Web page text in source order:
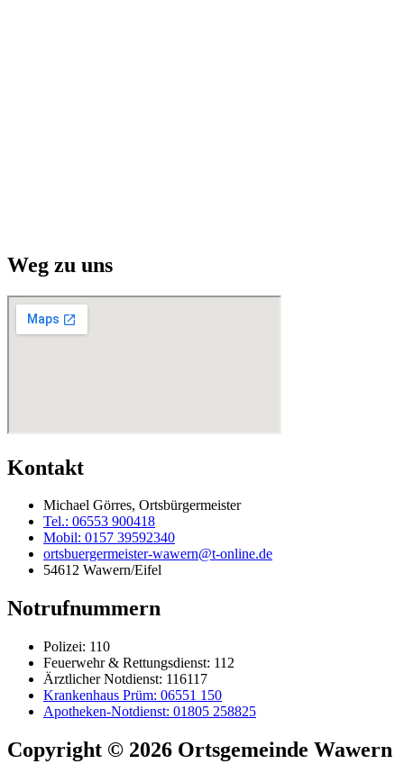
Weg zu uns
Kontakt
Michael Görres, Ortsbürgermeister
Tel.: 06553 900418
Mobil: 0157 39592340
ortsbuergermeister-wawern@t-online.de
54612 Wawern/Eifel
Notrufnummern
Polizei: 110
Feuerwehr & Rettungsdienst: 112
Ärztlicher Notdienst: 116117
Krankenhaus Prüm: 06551 150
Apotheken-Notdienst: 01805 258825
Copyright © 2026 Ortsgemeinde Wawern